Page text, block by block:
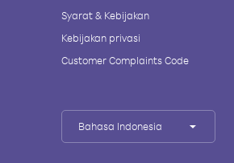
Syarat & Kebijakan
Kebijakan privasi
Customer Complaints Code
Bahasa Indonesia